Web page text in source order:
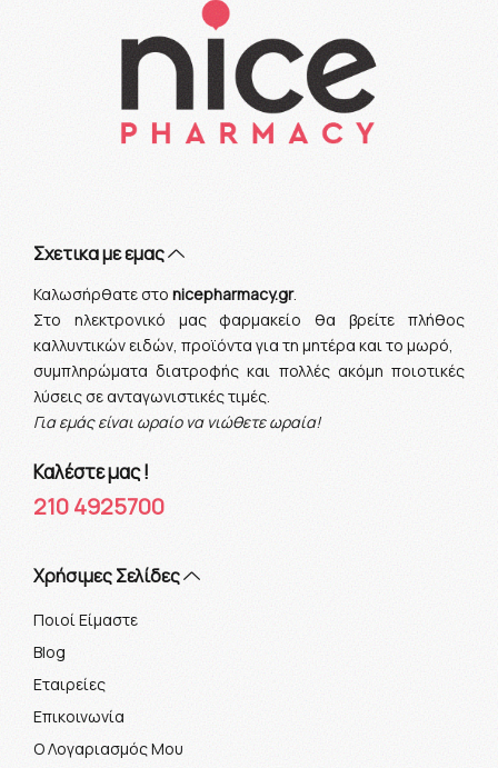
Σχετικα με εμας
Καλωσήρθατε στο nicepharmacy.gr.
Στο ηλεκτρονικό μας φαρμακείο θα βρείτε πλήθος
καλλυντικών ειδών, προϊόντα για τη μητέρα και το μωρό,
συμπληρώματα διατροφής και πολλές ακόμη ποιοτικές
λύσεις σε ανταγωνιστικές τιμές.
Για εμάς είναι ωραίο να νιώθετε ωραία!
Καλέστε μας !
210 4925700
Xρήσιμες Σελίδες
Ποιοί Είμαστε
Blog
Εταιρείες
Επικοινωνία
Ο Λογαριασμός Μου